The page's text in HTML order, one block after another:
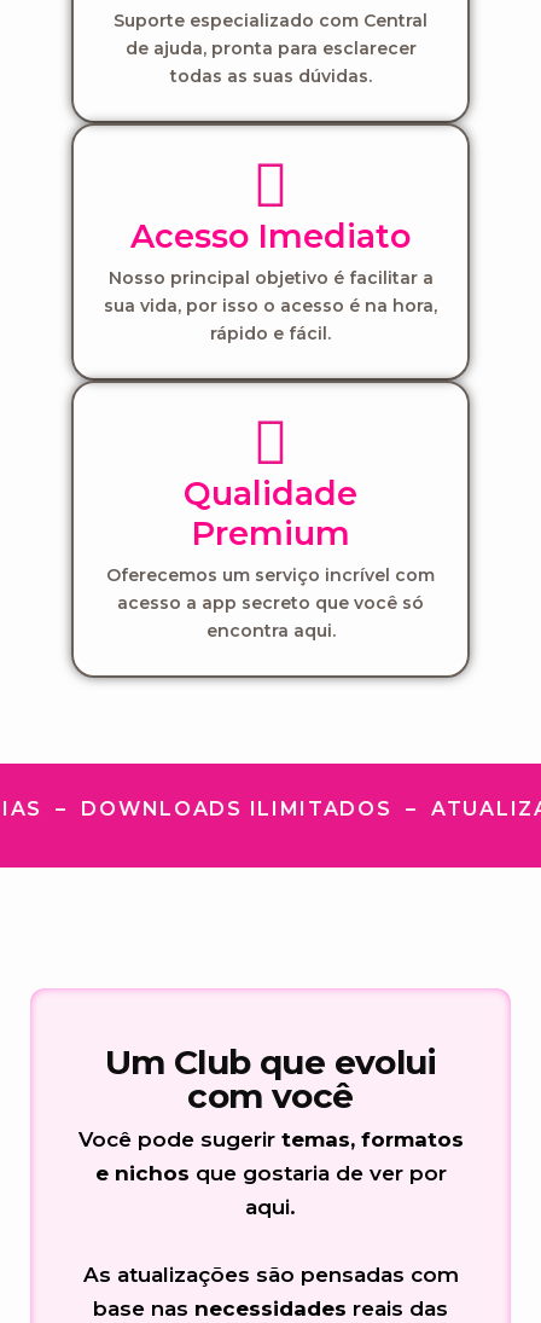
Suporte especializado com Central
de ajuda, pronta para esclarecer
todas as suas dúvidas.
Acesso Imediato
Nosso principal objetivo é facilitar a
sua vida, por isso o acesso é na hora,
rápido e fácil.
Qualidade
Premium
Oferecemos um serviço incrível com
acesso a app secreto que você só
encontra aqui.
– DOWNLOADS ILIMITADOS –
Um Club que evolui
com você
Você pode sugerir temas, formatos
e nichos que gostaria de ver por
aqui.
As atualizações são pensadas com
base nas necessidades reais das